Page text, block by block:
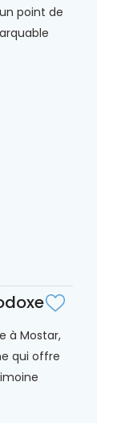
point de
à Mostar,
qui offre